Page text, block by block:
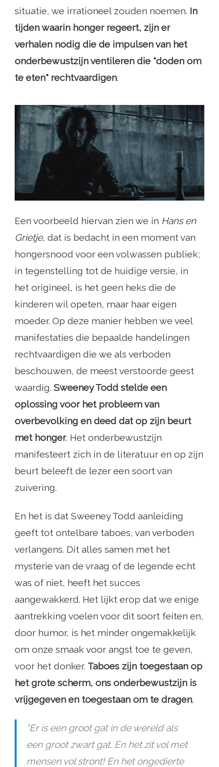
situatie, we irrationeel zouden noemen. In
tijden waarin honger regeert, zijn er
verhalen nodig die de impulsen van het
onderbewustzijn ventileren die "doden om
te eten" rechtvaardigen.
Een voorbeeld hiervan zien we in Hans en
Grietje, dat is bedacht in een moment van
hongersnood voor een volwassen publiek;
in tegenstelling tot de huidige versie, in
het origineel, is het geen heks die de
kinderen wil opeten, maar haar eigen
moeder. Op deze manier hebben we veel
manifestaties die bepaalde handelingen
rechtvaardigen die we als verboden
beschouwen, de meest verstoorde geest
waardig. Sweeney Todd stelde een
oplossing voor het probleem van
overbevolking en deed dat op zijn beurt
met honger. Het onderbewustzijn
manifesteert zich in de literatuur en op zijn
beurt beleeft de lezer een soort van
zuivering.
En het is dat Sweeney Todd aanleiding
geeft tot ontelbare taboes, van verboden
verlangens. Dit alles samen met het
mysterie van de vraag of de legende echt
was of niet, heeft het succes
aangewakkerd. Het lijkt erop dat we enige
aantrekking voelen voor dit soort feiten en,
door humor, is het minder ongemakkelijk
om onze smaak voor angst toe te geven,
voor het donker. Taboes zijn toegestaan ​​op
het grote scherm, ons onderbewustzijn is
vrijgegeven en toegestaan ​​om te dragen.
"Er is een groot gat in de wereld als
een groot zwart gat. En het zit vol met
mensen vol stront! En het ongedierte